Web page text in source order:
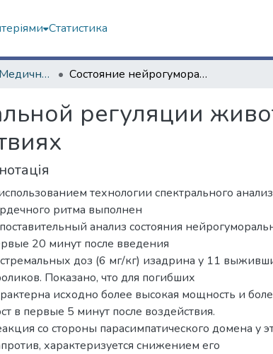
Статистика
Наукові роботи. Медичний факультет Состояние нейрогуморальной регуляции животных при экстремальных воздействиях
регуляции
технологии спектрального
ритма выполнен
анализ состояния
20 минут после введения
доз (6 мг/кг) изадрина у 11
Показано, что для погибших
исходно более высокая мощность и
в первые 5 минут после воздействия.
со стороны парасимпатического домена у
характеризуется снижением его